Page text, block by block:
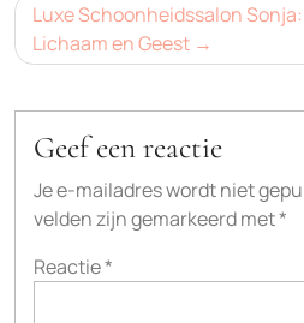
Luxe Schoonheidssalon
Lichaam en Geest
Geef een reactie
Je e-mailadres wordt niet
velden zijn gemarkeerd met*
Reactie*